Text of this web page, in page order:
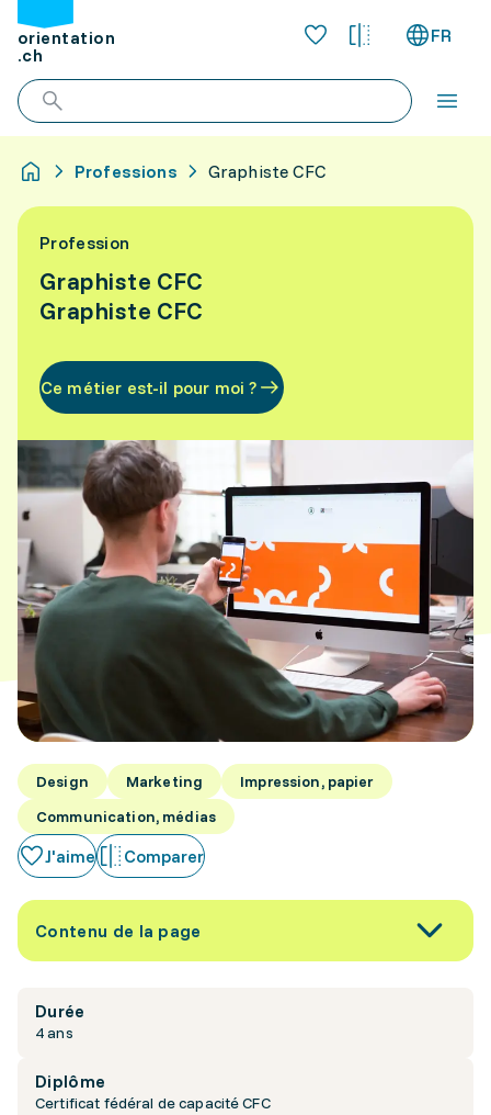
orientation
.ch
FR
Professions Graphiste CFC
Profession
Graphiste CFC
Graphiste CFC
Ce métier est-il pour moi ?
Design Marketing
Impression, papier
Communication, médias
J'aime Comparer
Contenu de la page
Durée
4 ans
Diplôme
Certificat fédéral de capacité CFC